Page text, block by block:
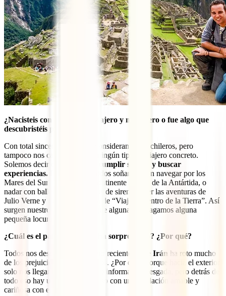
¿Nacisteis con ese espíritu viajero y mochilero o fue algo que
descubristéis poco a poco?
Con total sinceridad, no nos consideramos mochileros, pero
tampoco nos catalogamos en ningún tipo de viajero concreto.
Solemos decir que
nos gusta cumplir sueños y buscar
experiencias. De pequeños todos soñamos con navegar por los
Mares del Sur, o alcanzar el continente helado de la Antártida, o
nadar con ballenas y sus cantos de sirena o leer las aventuras de
Julio Verne y los lagos de lava de “Viaje al Centro de la Tierra”. Así
surgen nuestros viajes… aunque alguna vez hagamos alguna
pequeña locura
¿Cuál es el país que más os ha sorprendido? ¿Por qué?
Todos nos descubren algo, pero recientemente Irán ha roto mucho
de los prejuicios que llevábamos. ¿Por qué? Porque hacia el exterior
solo nos llegan malas noticias o información sesgada, pero detrás de
todo eso hay un país maravilloso con una población amable y
cariñosa con el viajero.